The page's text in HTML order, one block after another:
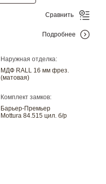
Наружная отделка:
МДФ RALL 16 мм фрез.
(матовая)
Комплект замков:
Барьер-Премьер
Mottura 84.515 цил. б/р
Сравнить
Подробнее